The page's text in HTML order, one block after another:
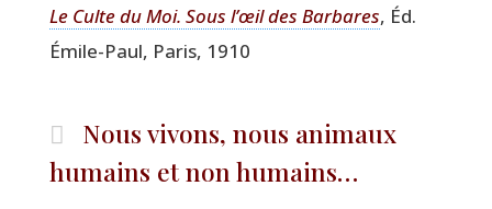
Le Culte du Moi. Sous l’œil des Bar­bares, Éd.
Émile-Paul, Paris, 1910
Nous vivons, nous animaux
humains et non humains…